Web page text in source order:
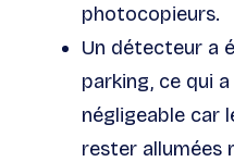
photocopieurs.
Un détecteur a
parking, ce qui
négligeable car
rester allumées